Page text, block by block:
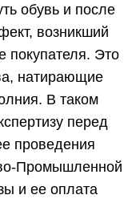
обувь и после
возникший
покупателя. Это
натирающие
В таком
перед
проведения
Промышленной
и ее оплата